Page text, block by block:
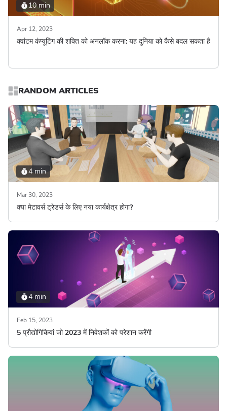
10 min
Apr 12, 2023
क्वांटम कंप्यूटिंग की शक्ति को अनलॉक करना: यह दुनिया को कैसे बदल सकता है
RANDOM ARTICLES
4 min
Mar 30, 2023
क्या मेटावर्स ट्रेडर्स के लिए नया कार्यक्षेत्र होगा?
4 min
Feb 15, 2023
5 प्रौद्योगिकियां जो 2023 में निवेशकों को परेशान करेंगी